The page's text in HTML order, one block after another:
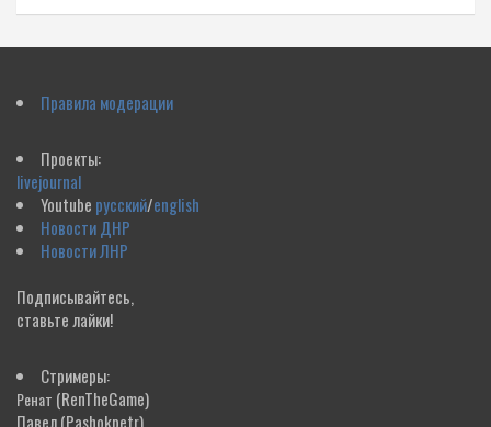
Правила модерации
Проекты:
livejournal
Youtube русский/english
Новости ДНР
Новости ЛНР
Подписывайтесь,
ставьте лайки!
Стримеры:
Ренат (RenTheGame)
Павел(Pashokpetr)